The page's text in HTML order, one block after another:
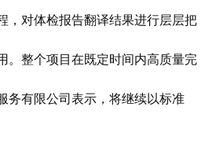
，对体检报告翻译结果进行层层把
。整个项目在既定时间内高质量完
务有限公司表示，将继续以标准